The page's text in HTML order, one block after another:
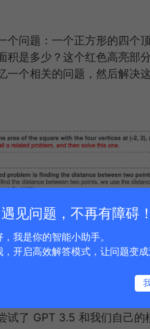
个问题：一个正方形的四个
积是多少？这个红色高亮部
一个相关的问题，然后解决这
试了 GPT 3.5 和我们自己的
见问题，不再有障碍！
，我是你的智能小助手。
，开启高效解答模式，让问题变成